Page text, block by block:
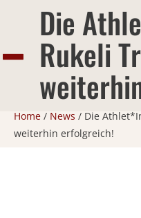
Die
Rukeli
Home / News / Die
weiterhin erfolgreich!